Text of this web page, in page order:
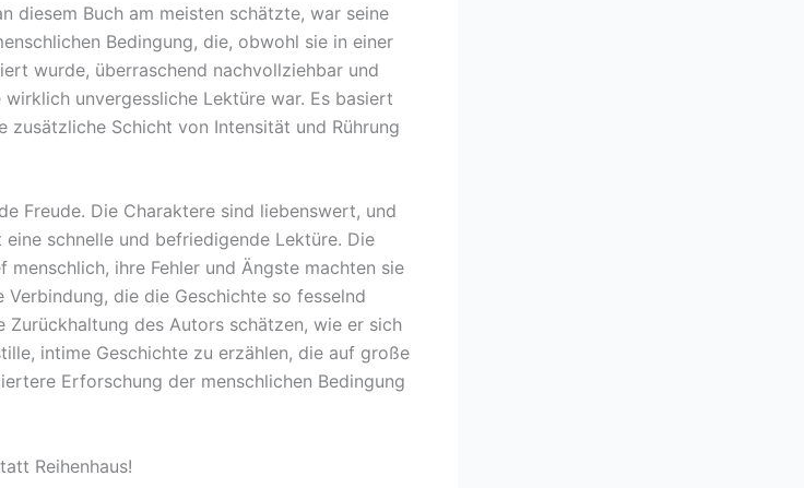
diesem Buch am meisten schätzte, war seine
Bedingung, die, obwohl sie in einer
wurde, überraschend nachvollziehbar und
unvergessliche Lektüre war. Es basiert
zusätzliche Schicht von Intensität und Rührung
Freude. Die Charaktere sind liebenswert, und
schnelle und befriedigende Lektüre. Die
ihre Fehler und Ängste machten sie
die die Geschichte so fesselnd
Zurückhaltung des Autors schätzen, wie er sich
intime Geschichte zu erzählen, die auf große
Erforschung der menschlichen Bedingung
Reihenhaus!